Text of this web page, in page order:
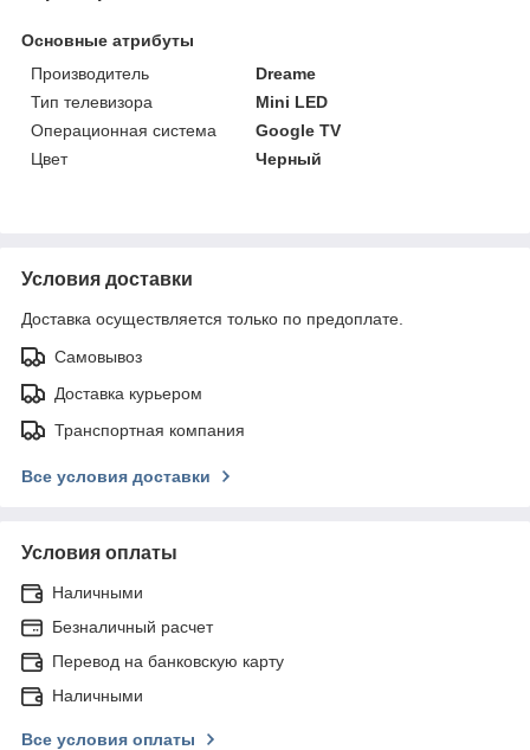
Основные атрибуты
Производитель
Dreame
Тип телевизора
Mini LED
Операционная система
Google TV
Цвет
Черный
Условия доставки
Доставка осуществляется только по предоплате.
Самовывоз
Доставка курьером
Транспортная компания
Все условия доставки
Условия оплаты
Наличными
Безналичный расчет
Перевод на банковскую карту
Наличными
Все условия оплаты